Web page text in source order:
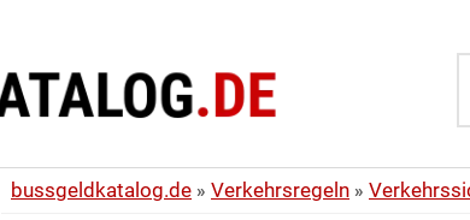
bussgeldkatalog.de Verkehrsregeln